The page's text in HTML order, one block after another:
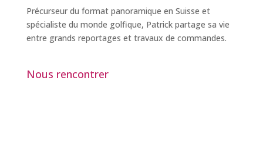
Précurseur du format panoramique en Suisse et
spécialiste du monde golfique, Patrick partage sa vie
entre grands reportages et travaux de commandes.
Nous rencontrer